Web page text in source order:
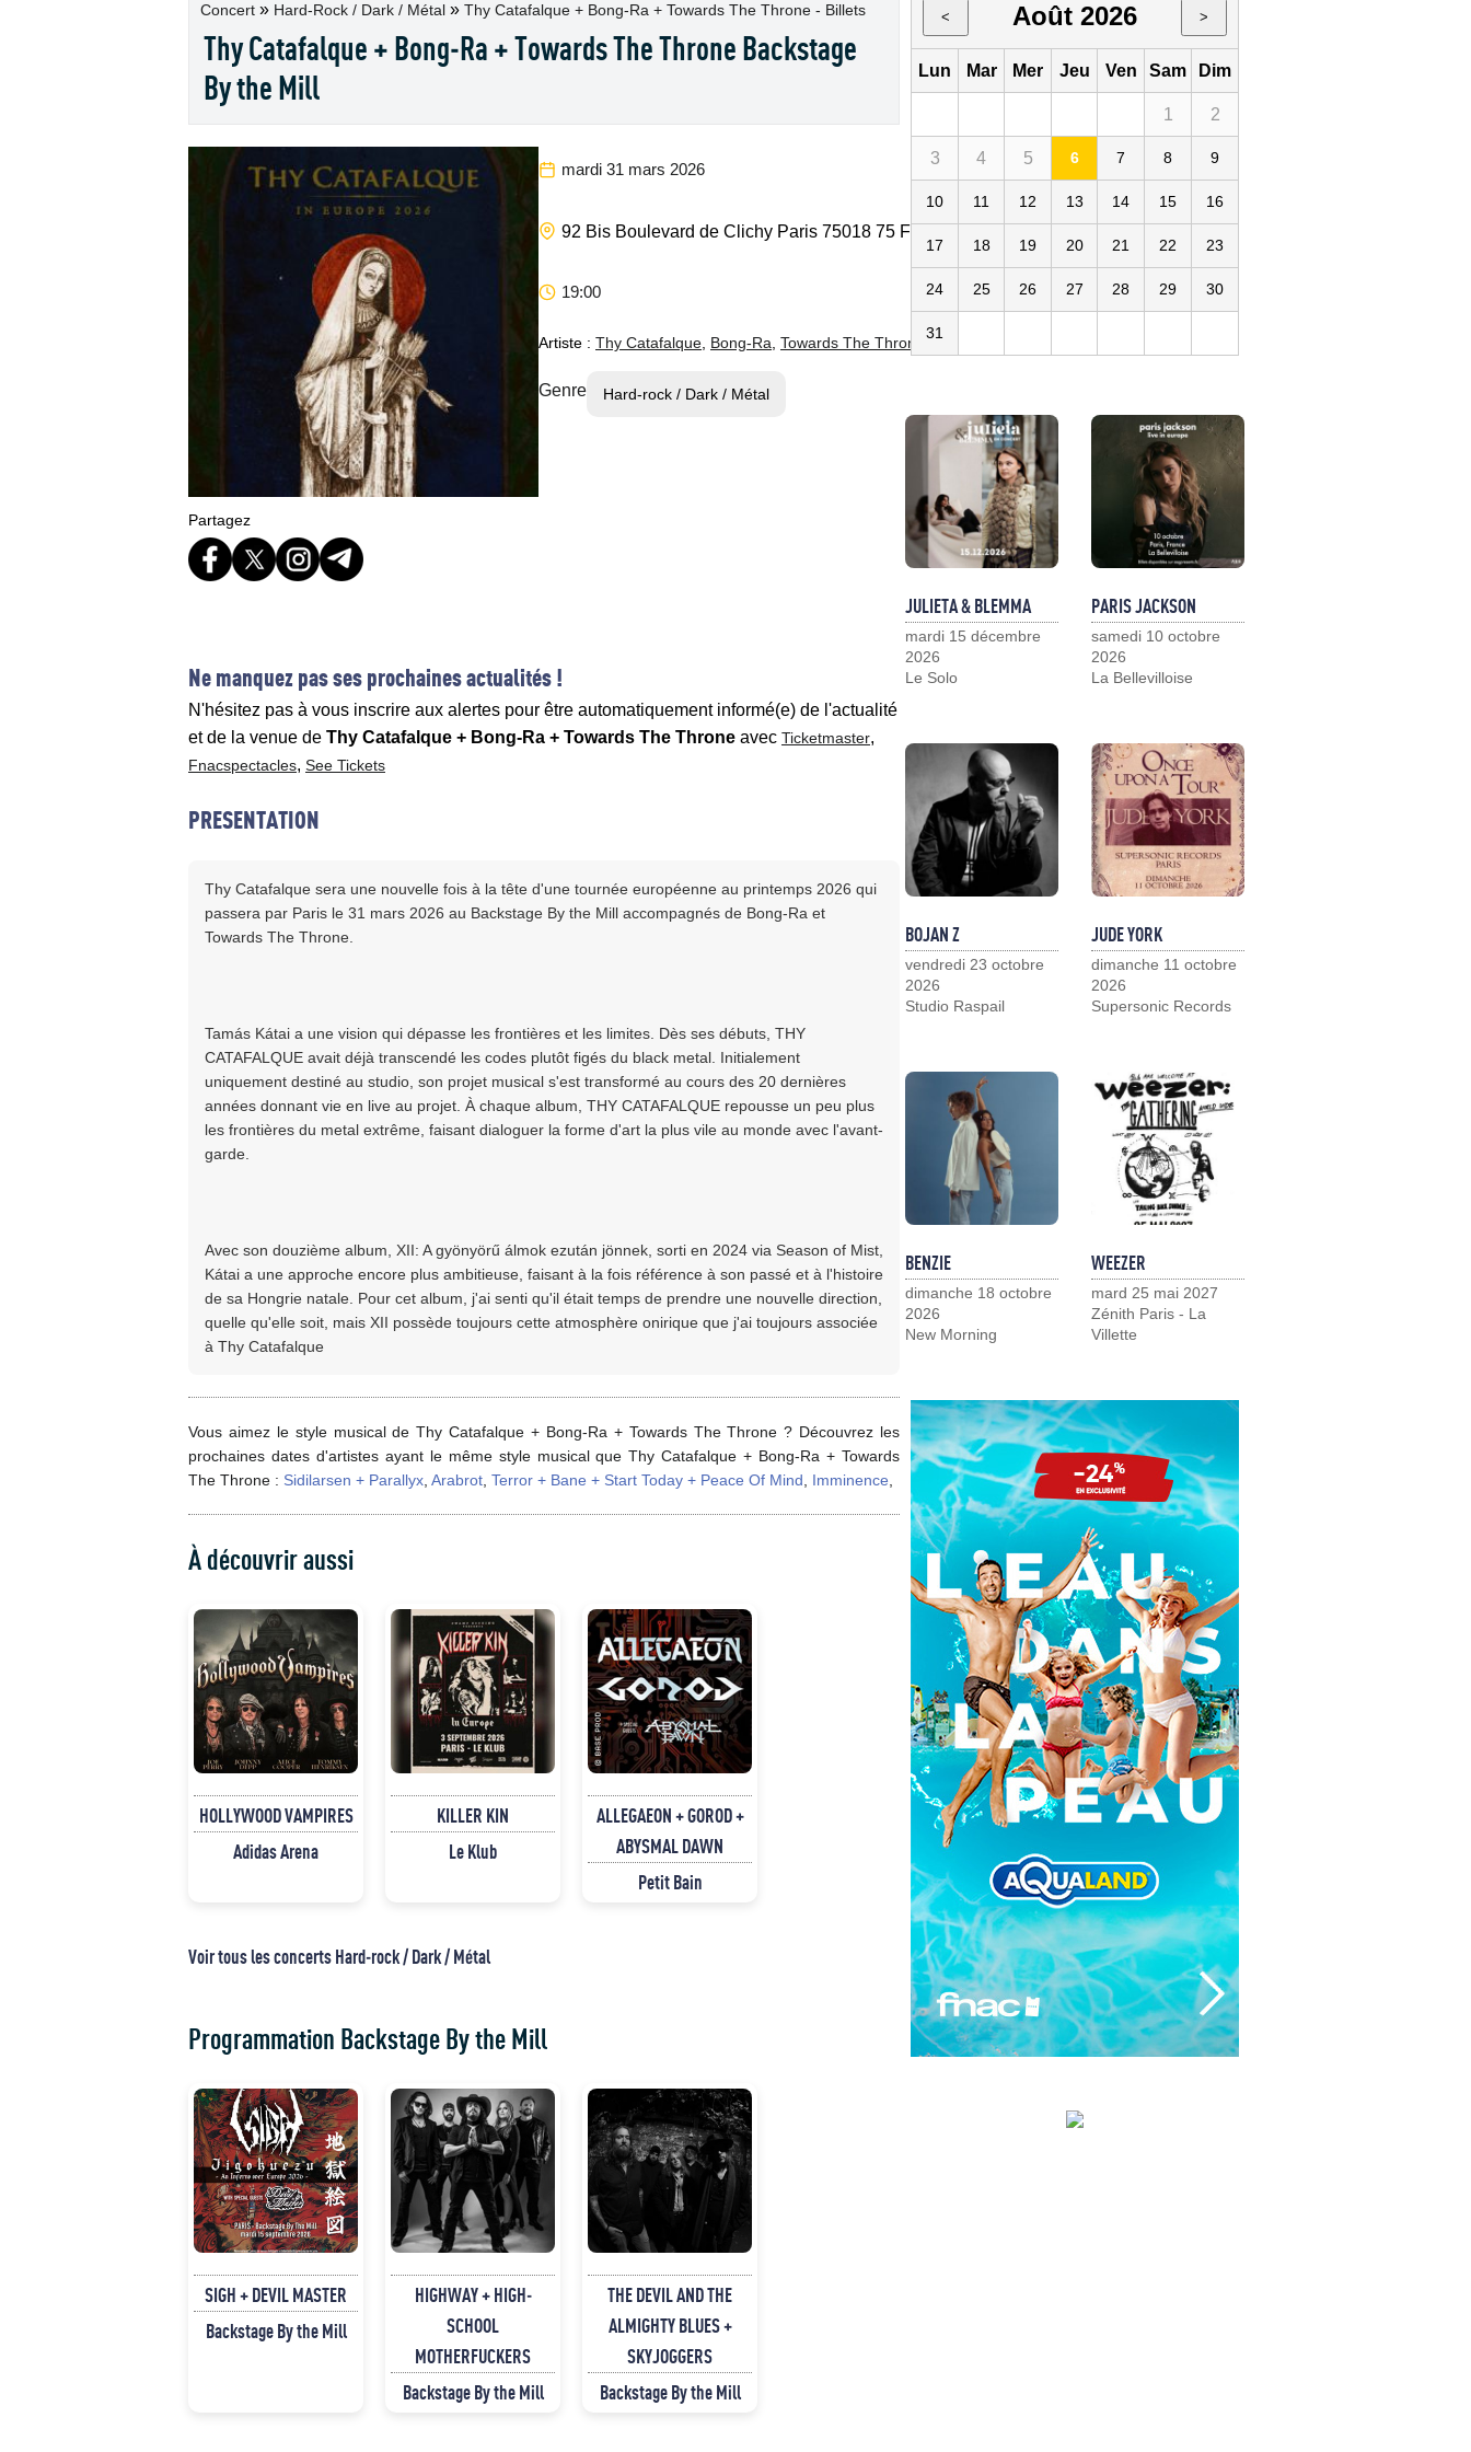
Concert » Hard-Rock / Dark / Métal » Thy Catafalque + Bong-Ra + Towards The Throne - Billets
Thy Catafalque + Bong-Ra + Towards The Throne Backstage
By the Mill
mardi 31 mars 2026
92 Bis Boulevard de Clichy Paris 75018 75 FR Backstage By the Mill
19:00
Artiste : Thy Catafalque Bong-Ra Towards The Throne
Genre Hard-rock / Dark / Métal
Partagez
Ne manquez pas ses prochaines actualités !
N'hésitez pas à vous inscrire aux alertes pour être automatiquement informé(e) de l'actualité
et de la venue de Thy Catafalque + Bong-Ra + Towards The Throne avec Ticketmaster,
Fnacspectacles, See Tickets
PRESENTATION
Thy Catafalque sera une nouvelle fois à la tête d'une tournée européenne au printemps 2026 qui
passera par Paris le 31 mars 2026 au Backstage By the Mill accompagnés de Bong-Ra et
Towards The Throne.
Tamás Kátai a une vision qui dépasse les frontières et les limites. Dès ses débuts, THY
CATAFALQUE avait déjà transcendé les codes plutôt figés du black metal. Initialement
uniquement destiné au studio, son projet musical s'est transformé au cours des 20 dernières
années donnant vie en live au projet. À chaque album, THY CATAFALQUE repousse un peu plus
les frontières du metal extrême, faisant dialoguer la forme d'art la plus vile au monde avec l'avant-
garde.
Avec son douzième album, XII: A gyönyörű álmok ezután jönnek, sorti en 2024 via Season of Mist,
Kátai a une approche encore plus ambitieuse, faisant à la fois référence à son passé et à l'histoire
de sa Hongrie natale. Pour cet album, j'ai senti qu'il était temps de prendre une nouvelle direction,
quelle qu'elle soit, mais XII possède toujours cette atmosphère onirique que j'ai toujours associée
à Thy Catafalque
Vous aimez le style musical de Thy Catafalque + Bong-Ra + Towards The Throne ? Découvrez les
prochaines dates d'artistes ayant le même style musical que Thy Catafalque + Bong-Ra + Towards
The Throne : Sidilarsen + Parallyx Arabrot Terror + Bane + Start Today + Peace Of Mind Imminence
À découvrir aussi
HOLLYWOOD VAMPIRES
Adidas Arena
KILLER KIN
Le Klub
ALLEGAEON + GOROD +
ABYSMAL DAWN
Petit Bain
Voir tous les concerts Hard-rock / Dark / Métal
Programmation Backstage By the Mill
SIGH + DEVIL MASTER
Backstage By the Mill
HIGHWAY + HIGH-
SCHOOL
MOTHERFUCKERS
Backstage By the Mill
THE DEVIL AND THE
ALMIGHTY BLUES +
SKYJOGGERS
Backstage By the Mill
< Août 2026 >
Lun Mar Mer Jeu Ven Sam Dim
1 2
3 4 5 6 7 8 9
10 11 12 13 14 15 16
17 18 19 20 21 22 23
24 25 26 27 28 29 30
31
JULIETA & BLEMMA
mardi 15 décembre
2026
Le Solo
PARIS JACKSON
samedi 10 octobre
2026
La Bellevilloise
BOJAN Z
vendredi 23 octobre
2026
Studio Raspail
JUDE YORK
dimanche 11 octobre
2026
Supersonic Records
BENZIE
dimanche 18 octobre
2026
New Morning
WEEZER
mard 25 mai 2027
Zénith Paris - La
Villette